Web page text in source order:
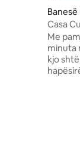
Banesë
meca
Casa
vetëm
Me
minuta
kjo